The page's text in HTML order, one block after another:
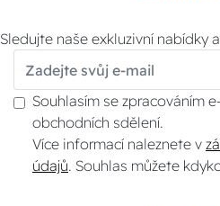
Sledujte naše exkluzivní nabídky
Souhlasím se zpracováním
obchodních sdělení.
Více informací naleznete v
údajů . Souhlas můžete